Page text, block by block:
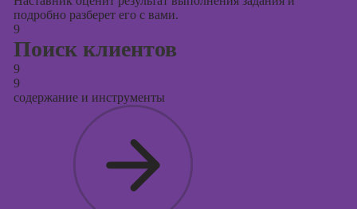
подробно разберет его с вами.
9
Поиск клиентов
9
9
содержание и инструменты